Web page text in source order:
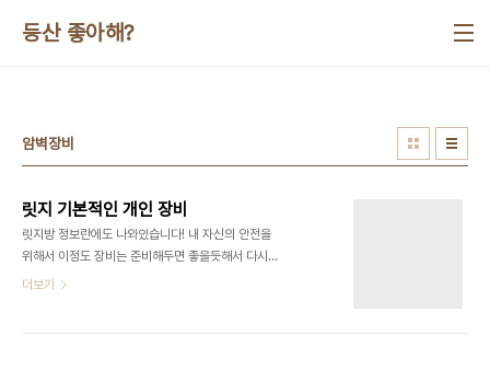
등산 좋아해?
암벽장비
릿지 기본적인 개인 장비
릿지방 정보란에도 나와있습니다! 내 자신의 안전을
위해서 이정도 장비는 준비해두면 좋을듯해서 다시
한번 올려봅니다!!! 하네스 50,000 ~ 150,000
더보기